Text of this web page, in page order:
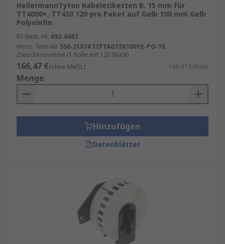
HellermannTyton Kabeletiketten B. 15 mm für
TT4000+, TT430 120 pro Paket auf Gelb 100 mm Gelb
Polyolefin
RS Best.-Nr. 692-6683
Herst. Teile-Nr. 556-21074 TIPTAG15X100YE-PO-YE
Zwischensumme (1 Rolle mit 120 Stück)
166,47 €(ohne MwSt.) 166,47 €/Rolle
Menge
Hinzufügen
Datenblätter